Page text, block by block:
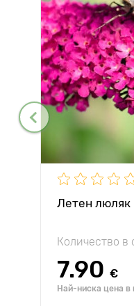
Летен люляк
Количество в
7.90 €
Най-ниска цена в